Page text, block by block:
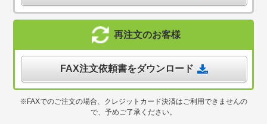
再注文のお客様
FAX注文依頼書をダウンロード
※FAXでのご注文の場合、クレジットカード決済はご利用できませんの
で、予めご了承ください。